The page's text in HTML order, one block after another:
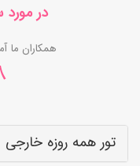
در مورد
همکاران ما
تور همه روزه خارجی